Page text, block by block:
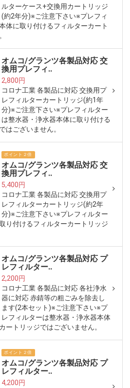
ルターケース+交換用カートリッジ
(約2年分)※ご注意下さい※プレフィ
体に取り付けるフィルターカート
オムコ/グランツ各製品対応 交
換用プレフィ..
2,800円
コロナ工業 各製品に対応 交換用プ
レフィルターカートリッジ(約1年
分)※ご注意下さい※プレフィルター
は整水器・浄水器本体に取り付ける
はございません。
ポイント２倍
オムコ/グランツ各製品対応 交
換用プレフィ..
5,400円
コロナ工業 各製品に対応 交換用プ
レフィルターカートリッジ(約2年
分)※ご注意下さい※プレフィルター
り付けるフィルターカートリッジ
オムコ/グランツ各製品対応 プ
レフィルター..
2,200円
コロナ工業 各製品に対応 各社浄水
器に対応 赤錆等の粗ごみを除去し
ます(2本セット)※ご注意下さい※プ
レフィルターは整水器・浄水器本体
ートリッジではございません。
ポイント２倍
オムコ/グランツ各製品対応 プ
レフィルター..
4,200円